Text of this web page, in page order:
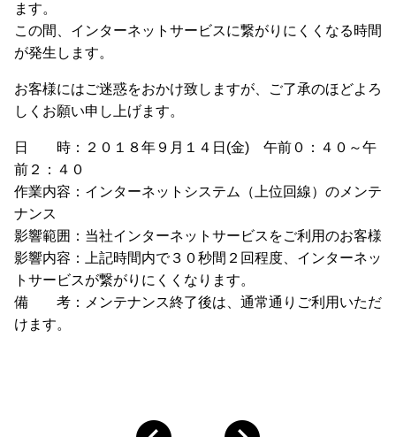
ます。
この間、インターネットサービスに繋がりにくくなる時間
が発生します。
お客様にはご迷惑をおかけ致しますが、ご了承のほどよろ
しくお願い申し上げます。
日 時：２０１８年９月１４日(金) 午前０：４０～午
前２：４０
作業内容：インターネットシステム（上位回線）のメンテ
ナンス
影響範囲：当社インターネットサービスをご利用のお客様
影響内容：上記時間内で３０秒間２回程度、インターネッ
トサービスが繋がりにくくなります。
備 考：メンテナンス終了後は、通常通りご利用いただ
けます。